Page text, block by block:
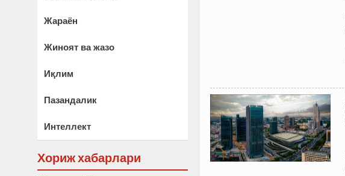
Жараён
Жиноят ва жазо
Иқлим
Пазандалик
Интеллект
Хориж хабарлари